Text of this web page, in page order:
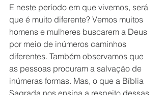
E neste período em que vivemos, será
que é muito diferente? Vemos muitos
homens e mulheres buscarem a Deus
por meio de inúmeros caminhos
diferentes. Também observamos que
as pessoas procuram a salvação de
inúmeras formas. Mas, o que a Bíblia
Sagrada nos ensina a respeito dessas